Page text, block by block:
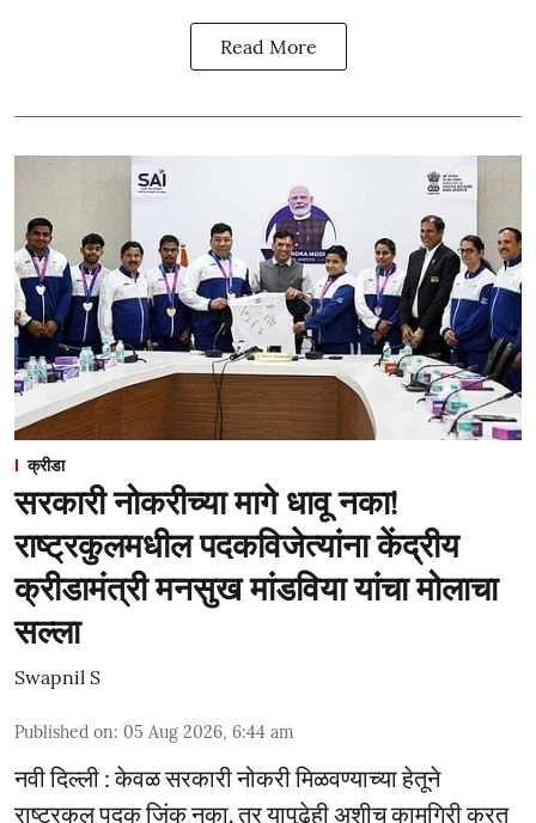
Read More
क्रीडा
सरकारी नोकरीच्या मागे धावू नका!
राष्ट्रकुलमधील पदकविजेत्यांना केंद्रीय
क्रीडामंत्री मनसुख मांडविया यांचा मोलाचा
सल्ला
Swapnil S
Published on: 05 Aug 2026, 6:44 am
नवी दिल्ली : केवळ सरकारी नोकरी मिळवण्याच्या हेतूने
राष्ट्रकुल पदक जिंकू नका, तर यापुढेही अशीच कामगिरी करत